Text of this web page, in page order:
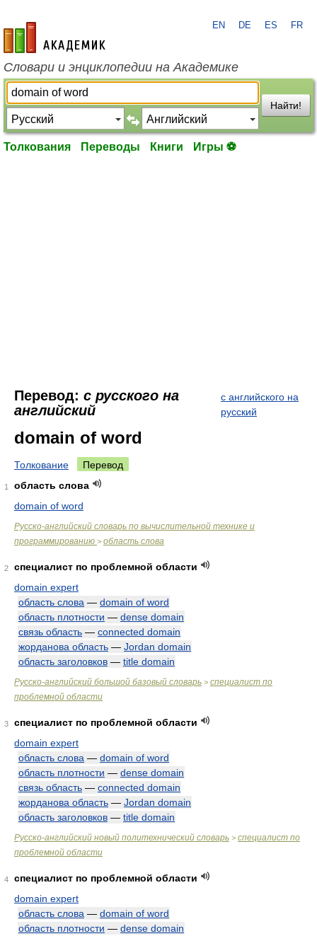
academic.ru
EN DE ES FR
Словари и энциклопедии на Академике
Найти!
Толкования Переводы Книги Игры ⚽
Перевод: с русского на
английский
с английского на
русский
domain of word
Толкование Перевод
1
область слова
domain of word
Русско-английский словарь по вычислительной технике и
программированию > область слова
2
специалист по проблемной области
domain expert
область слова — domain of word
область плотности — dense domain
связь область — connected domain
жорданова область — Jordan domain
область заголовков — title domain
Русско-английский большой базовый словарь > специалист по
проблемной области
3
специалист по проблемной области
domain expert
область слова — domain of word
область плотности — dense domain
связь область — connected domain
жорданова область — Jordan domain
область заголовков — title domain
Русско-английский новый политехнический словарь > специалист по
проблемной области
4
специалист по проблемной области
domain expert
область слова — domain of word
область плотности — dense domain